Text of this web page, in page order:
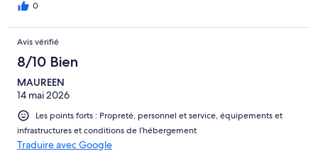
0
Avis vérifié
8/10 Bien
MAUREEN
14 mai 2026
Les points forts : Propreté, personnel et service, équipements et
infrastructures et conditions de l’hébergement
Traduire avec Google